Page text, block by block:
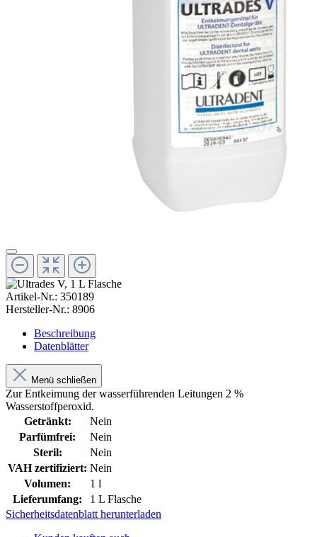
Artikel-Nr.: 350189
Hersteller-Nr.: 8906
Beschreibung
Datenblätter
Menü schließen
Zur Entkeimung der wasserführenden Leitungen 2 %
Wasserstoffperoxid.
Getränkt:
Nein
Parfümfrei:
Nein
Steril:
Nein
VAH zertifiziert: Nein
Volumen:
1 l
Lieferumfang:
1 L Flasche
Sicherheitsdatenblatt herunterladen